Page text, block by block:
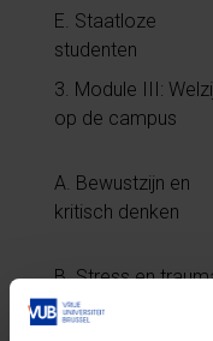
E. Staatloze
studenten
3. Module III:
op de campus
A. Bewustzijn en
kritisch denken
B. Stress en
bij vluchtelingen